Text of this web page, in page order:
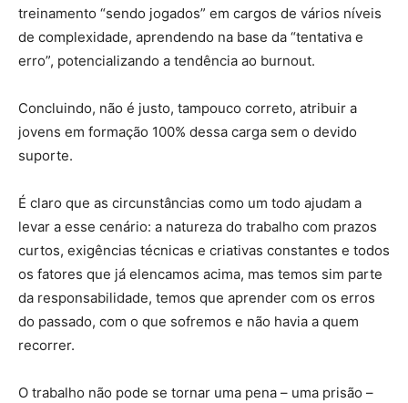
treinamento “sendo jogados” em cargos de vários níveis
de complexidade, aprendendo na base da “tentativa e
erro”, potencializando a tendência ao burnout.
Concluindo, não é justo, tampouco correto, atribuir a
jovens em formação 100% dessa carga sem o devido
suporte.
É claro que as circunstâncias como um todo ajudam a
levar a esse cenário: a natureza do trabalho com prazos
curtos, exigências técnicas e criativas constantes e todos
os fatores que já elencamos acima, mas temos sim parte
da responsabilidade, temos que aprender com os erros
do passado, com o que sofremos e não havia a quem
recorrer.
O trabalho não pode se tornar uma pena – uma prisão –